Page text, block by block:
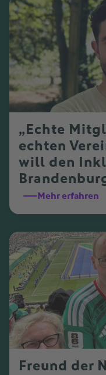
„Echte
echten
will den
Mehr erfahren
Freund der